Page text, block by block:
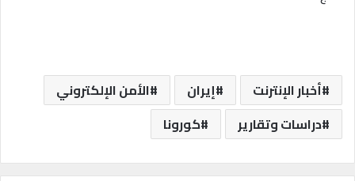
أخبار الإنترنت إيران
الأمن الإلكتروني
دراسات وتقارير
كورونا